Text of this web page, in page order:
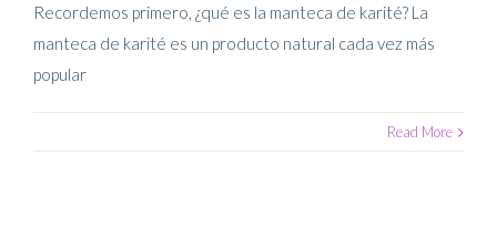
¿Tienes piel delicada?
Recordemos primero, ¿qué es la manteca de karité? La
manteca de karité es un producto natural cada vez más
popular
Read More